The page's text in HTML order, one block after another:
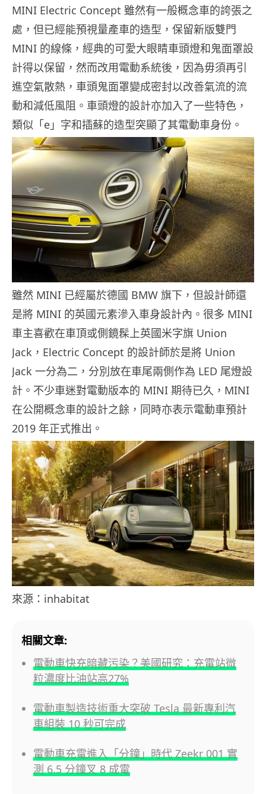
MINI Electric Concept 雖然有一般概念車的誇張之
處，但已經能預視量產車的造型，保留新版雙門
MINI 的線條，經典的可愛大眼睛車頭燈和鬼面罩設
計得以保留，然而改用電動系統後，因為毋須再引
進空氣散熱，車頭鬼面罩變成密封以改善氣流的流
動和減低風阻。車頭燈的設計亦加入了一些特色，
類似「e」字和插蘇的造型突顯了其電動車身份。
雖然 MINI 已經屬於德國 BMW 旗下，但設計師還
是將 MINI 的英國元素滲入車身設計內。很多 MINI
車主喜歡在車頂或側鏡髹上英國米字旗 Union
Jack，Electric Concept 的設計師於是將 Union
Jack 一分為二，分別放在車尾兩側作為 LED 尾燈設
計。不少車迷對電動版本的 MINI 期待已久，MINI
在公開概念車的設計之餘，同時亦表示電動車預計
2019 年正式推出。
來源：inhabitat
相關文章:
電動車快充暗藏污染？美國研究：充電站微
粒濃度比油站高27%
電動車製造技術重大突破 Tesla 最新專利汽
車組裝 10 秒可完成
電動車充電進入「分鐘」時代 Zeekr 001 實
測 6.5 分鐘叉 8 成電